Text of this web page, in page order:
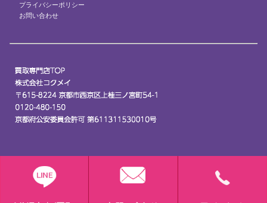
プライバシーポリシー
お問い合わせ
© 2024 兵庫県の楽器買取ならTOP楽器買取センター.